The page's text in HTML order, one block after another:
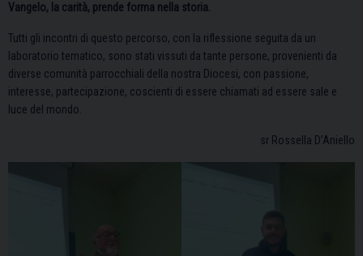
Vangelo, la carità, prende forma nella storia.
Tutti gli incontri di questo percorso, con la riflessione seguita da un
laboratorio tematico, sono stati vissuti da tante persone, provenienti da
diverse comunità parrocchiali della nostra Diocesi, con passione,
interesse, partecipazione, coscienti di essere chiamati ad essere sale e
luce del mondo.
sr Rossella D’Aniello